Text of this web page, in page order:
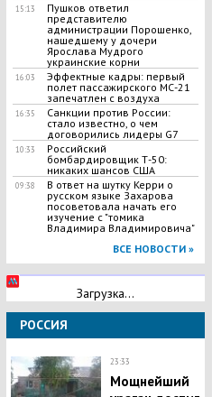
15:13
Пушков ответил
представителю
администрации Порошенко,
нашедшему у дочери
Ярослава Мудрого
украинские корни
16:03
Эффектные кадры: первый
полет пассажирского МС-21
запечатлен с воздуха
16:35
Санкции против России:
стало известно, о чем
договорились лидеры G7
10:33
Российский
бомбардировщик Т-50:
никаких шансов США
09:38
В ответ на шутку Керри о
русском языке Захарова
посоветовала начать его
изучение с "томика
Владимира Владимировича"
ВСЕ НОВОСТИ »
Загрузка...
РОССИЯ
23:33
Мощнейший